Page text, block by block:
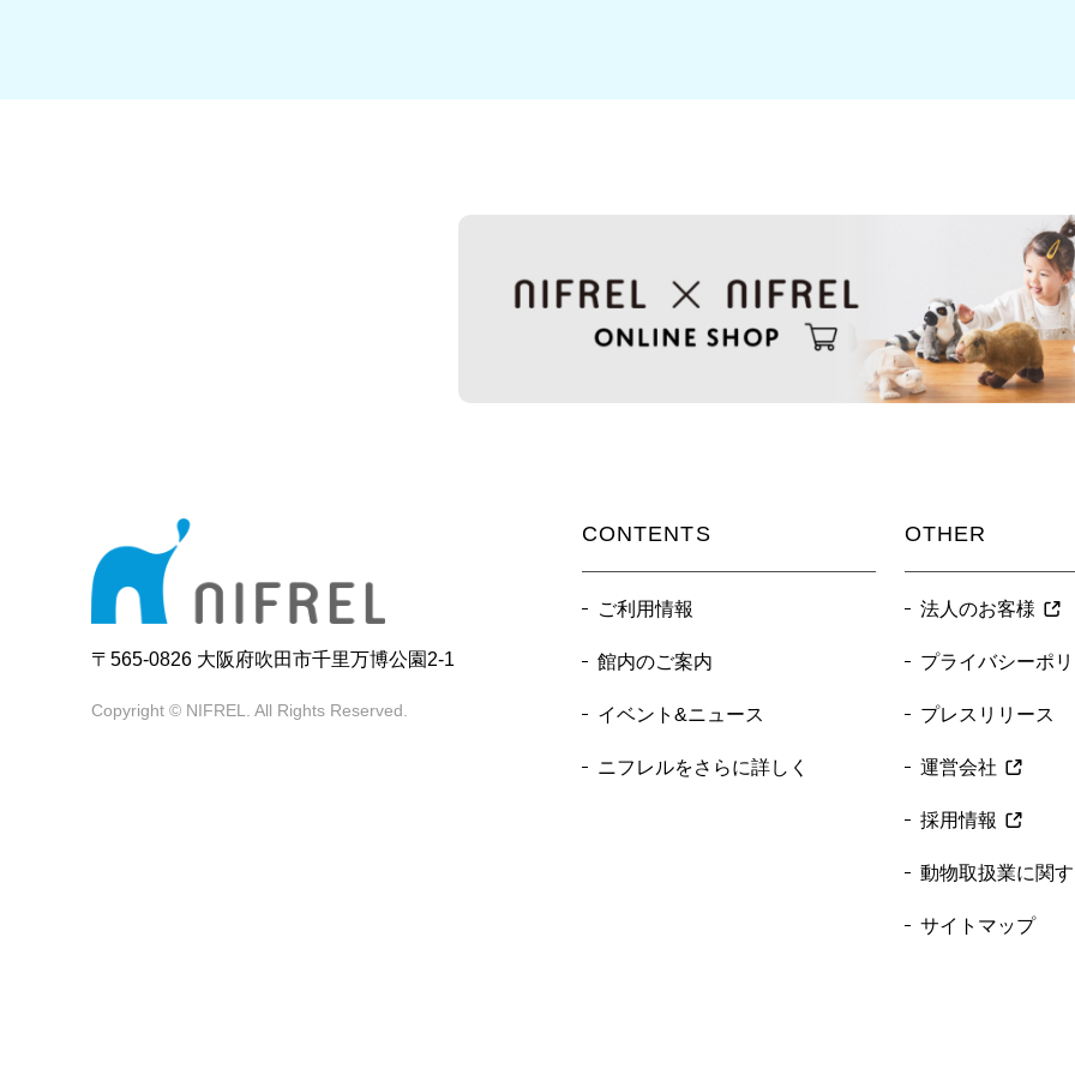
〒565-0826 大阪府吹田市千里万博公園2-1
Copyright © NIFREL. All Rights Reserved.
CONTENTS
ご利用情報
館内のご案内
イベント&ニュース
ニフレルをさらに詳しく
OTHER
法人のお客様
プライバシーポ
プレスリリース
運営会社
採用情報
動物取扱業に関
サイトマップ